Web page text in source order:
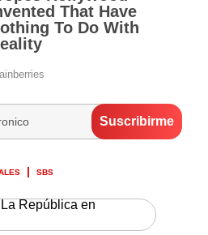
SBS
República en